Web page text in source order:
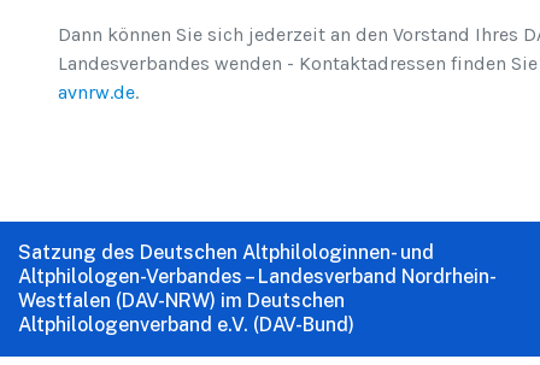
Dann können Sie sich jederzeit an den Vorstand Ihres
Landesverbandes wenden - Kontaktadressen finden
avnrw.de.
Satzung des Deutschen Altphilologinnen- und
Altphilologen-Verbandes – Landesverband Nordrhein-
Westfalen (DAV-NRW) im Deutschen
Altphilologenverband e.V. (DAV-Bund)